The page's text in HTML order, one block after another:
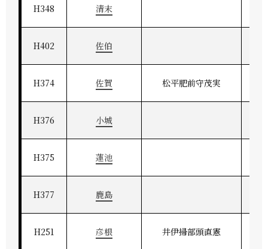
H348 清末
H402 佐伯
H374 佐賀 松平肥前守茂実
H376 小城
H375 蓮池
H377 鹿島
H251 彦根 井伊掃部頭直憲